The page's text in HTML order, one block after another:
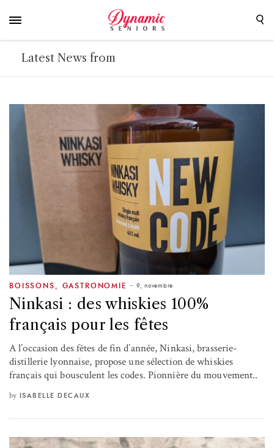
Latest News from
BOISSONS GASTRONOMIE 9, novembre
Ninkasi : des whiskies 100%
français pour les fêtes
A l’occasion des fêtes de fin d’année, Ninkasi, brasserie-
distillerie lyonnaise, propose une sélection de whiskies
français qui bousculent les codes. Pionnière du mouvement..
by ISABELLE DECAUX